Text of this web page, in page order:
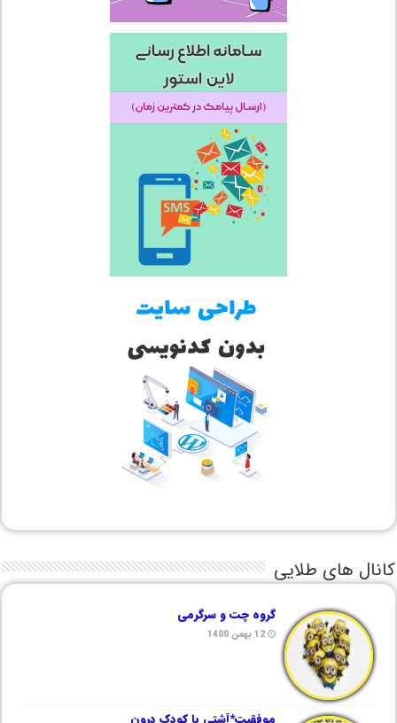
کانال های طلایی
گروه چت و سرگرمی
12 بهمن 1400
موفقیت*آشتی با کودک درون